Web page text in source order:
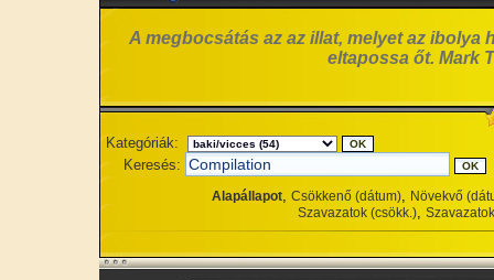
A megbocsátás az az illat, melyet az ibolya
eltapossa őt. Mark
Kategóriák:
Keresés:
Alapállapot, Csökkenő (dátum), Növekvő
Szavazatok (csökk.),